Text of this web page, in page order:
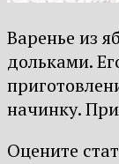
Варенье из
дольками.
начинку.
Оцените